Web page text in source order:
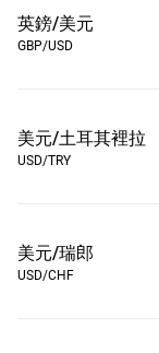
英鎊/美元
GBP/USD
美元/土耳其裡拉
USD/TRY
美元/瑞郎
USD/CHF